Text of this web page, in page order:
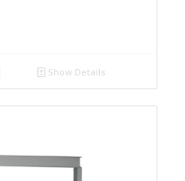
Show Details